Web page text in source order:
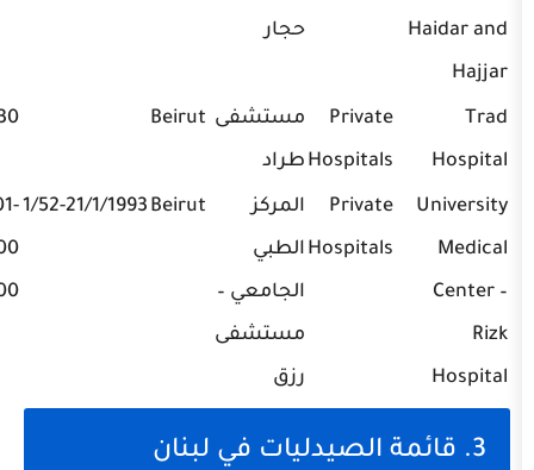
حجار
Private
Hospitals
مستشفى
طراد
Beirut
Private
Hospitals
المركز
الطبي
الجامعي –
رزق
Beirut
1/52-21/1/1993
01-